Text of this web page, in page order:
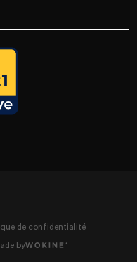
de confidentialité
by